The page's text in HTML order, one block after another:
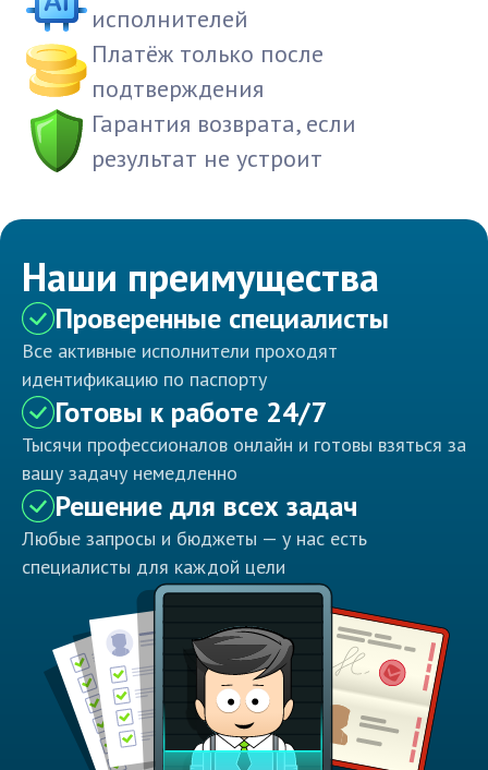
исполнителей
Платёж только после
подтверждения
Гарантия возврата, если
результат не устроит
Наши преимущества
Проверенные специалисты
Все активные исполнители проходят
идентификацию по паспорту
Готовы к работе 24/7
Тысячи профессионалов онлайн и готовы взяться за
вашу задачу немедленно
Решение для всех задач
Любые запросы и бюджеты — у нас есть
специалисты для каждой цели